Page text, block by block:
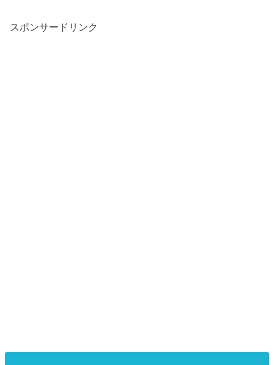
スポンサードリンク